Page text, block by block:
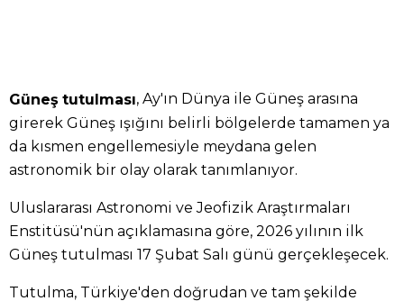
Güneş tutulması, Ay'ın Dünya ile Güneş arasına
girerek Güneş ışığını belirli bölgelerde tamamen ya
da kısmen engellemesiyle meydana gelen
astronomik bir olay olarak tanımlanıyor.
Uluslararası Astronomi ve Jeofizik Araştırmaları
Enstitüsü'nün açıklamasına göre, 2026 yılının ilk
Güneş tutulması 17 Şubat Salı günü gerçekleşecek.
Tutulma, Türkiye'den doğrudan ve tam şekilde